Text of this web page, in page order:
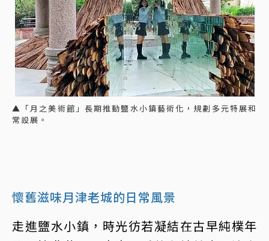
▲「月之美術館」長期推動鹽水小鎮藝術化，規劃多元特展和
常設展。
懷舊滋味月津老城的日常風景
走進鹽水小鎮，時光彷若凝結在古早純樸年